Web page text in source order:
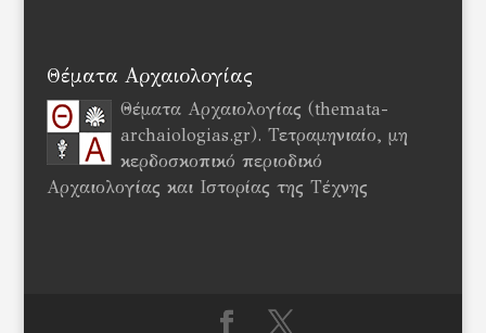
Θέματα Αρχαιολογίας
Θέματα Αρχαιολογίας (themata-
archaiologias.gr). Τετραμηνιαίο, μη
κερδοσκοπικό περιοδικό
Αρχαιολογίας και Ιστορίας της Τέχνης